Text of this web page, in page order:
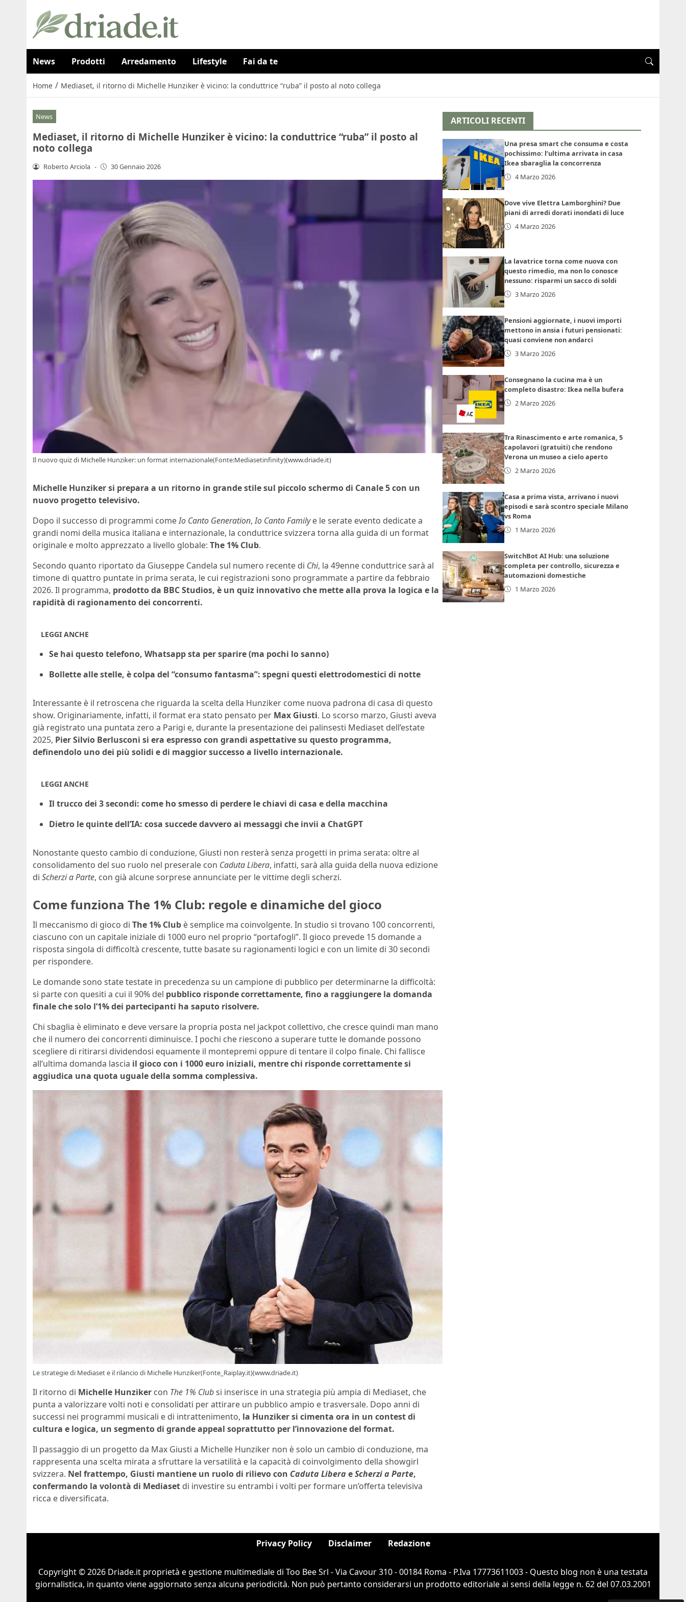
News Prodotti Arredamento Lifestyle Fai da te
Home / Mediaset, il ritorno di Michelle Hunziker è vicino: la conduttrice “ruba” il posto al noto collega
News
Mediaset, il ritorno di Michelle Hunziker è vicino: la conduttrice “ruba” il posto al
noto collega
Roberto Arciola - 30 Gennaio 2026
Il nuovo quiz di Michelle Hunziker: un format internazionale(Fonte:Mediasetinfinity)(www.driade.it)
Michelle Hunziker si prepara a un ritorno in grande stile sul piccolo schermo di Canale 5 con un
nuovo progetto televisivo.
Dopo il successo di programmi comeIo Canto Generation,Io Canto Familye le serate evento dedicate a
grandi nomi della musica italiana e internazionale, la conduttrice svizzera torna alla guida di un format
originale e molto apprezzato a livello globale: The 1% Club.
Secondo quanto riportato da Giuseppe Candela sul numero recente di Chi, la 49enne conduttrice sarà al
timone di quattro puntate in prima serata, le cui registrazioni sono programmate a partire da febbraio
2026. Il programma, prodotto da BBC Studios, è un quiz innovativo che mette alla prova la logica e la
rapidità di ragionamento dei concorrenti.
LEGGI ANCHE
Se hai questo telefono, Whatsapp sta per sparire (ma pochi lo sanno)
Bollette alle stelle, è colpa del “consumo fantasma”: spegni questi elettrodomestici di notte
Interessante è il retroscena che riguarda la scelta della Hunziker come nuova padrona di casa di questo
show. Originariamente, infatti, il format era stato pensato per Max Giusti. Lo scorso marzo, Giusti aveva
già registrato una puntata zero a Parigi e, durante la presentazione dei palinsesti Mediaset dell’estate
2025, Pier Silvio Berlusconi si era espresso con grandi aspettative su questo programma,
definendolo uno dei più solidi e di maggior successo a livello internazionale.
LEGGI ANCHE
Il trucco dei 3 secondi: come ho smesso di perdere le chiavi di casa e della macchina
Dietro le quinte dell’IA: cosa succede davvero ai messaggi che invii a ChatGPT
Nonostante questo cambio di conduzione, Giusti non resterà senza progetti in prima serata: oltre al
consolidamento del suo ruolo nel preserale con Caduta Libera, infatti, sarà alla guida della nuova edizione
di Scherzi a Parte, con già alcune sorprese annunciate per le vittime degli scherzi.
Come funziona The 1% Club: regole e dinamiche del gioco
Il meccanismo di gioco di The 1% Club è semplice ma coinvolgente. In studio si trovano 100 concorrenti,
ciascuno con un capitale iniziale di 1000 euro nel proprio “portafogli”. Il gioco prevede 15 domande a
risposta singola di difficoltà crescente, tutte basate su ragionamenti logici e con un limite di 30 secondi
per rispondere.
Le domande sono state testate in precedenza su un campione di pubblico per determinarne la difficoltà:
si parte con quesiti a cui il 90% del pubblico risponde correttamente, fino a raggiungere la domanda
finale che solo l’1% dei partecipanti ha saputo risolvere.
Chi sbaglia è eliminato e deve versare la propria posta nel jackpot collettivo, che cresce quindi man mano
che il numero dei concorrenti diminuisce. I pochi che riescono a superare tutte le domande possono
scegliere di ritirarsi dividendosi equamente il montepremi oppure di tentare il colpo finale. Chi fallisce
all’ultima domanda lascia il gioco con i 1000 euro iniziali, mentre chi risponde correttamente si
aggiudica una quota uguale della somma complessiva.
Le strategie di Mediaset e il rilancio di Michelle Hunziker(Fonte_Raiplay.it)(www.driade.it)
Il ritorno di Michelle Hunziker con The 1% Clubsi inserisce in una strategia più ampia di Mediaset, che
punta a valorizzare volti noti e consolidati per attirare un pubblico ampio e trasversale. Dopo anni di
successi nei programmi musicali e di intrattenimento, la Hunziker si cimenta ora in un contest di
cultura e logica, un segmento di grande appeal soprattutto per l’innovazione del format.
Il passaggio di un progetto da Max Giusti a Michelle Hunziker non è solo un cambio di conduzione, ma
rappresenta una scelta mirata a sfruttare la versatilità e la capacità di coinvolgimento della showgirl
svizzera. Nel frattempo, Giusti mantiene un ruolo di rilievo con Caduta LiberaeScherzi a Parte,
confermando la volontà di Mediaset di investire su entrambi i volti per formare un’offerta televisiva
ricca e diversificata.
ARTICOLI RECENTI
Una presa smart che consuma e costa
pochissimo: l’ultima arrivata in casa
Ikea sbaraglia la concorrenza
4 Marzo 2026
Dove vive Elettra Lamborghini? Due
piani di arredi dorati inondati di luce
4 Marzo 2026
La lavatrice torna come nuova con
questo rimedio, ma non lo conosce
nessuno: risparmi un sacco di soldi
3 Marzo 2026
Pensioni aggiornate, i nuovi importi
mettono in ansia i futuri pensionati:
quasi conviene non andarci
3 Marzo 2026
Consegnano la cucina ma è un
completo disastro: Ikea nella bufera
2 Marzo 2026
Tra Rinascimento e arte romanica, 5
capolavori (gratuiti) che rendono
Verona un museo a cielo aperto
2 Marzo 2026
Casa a prima vista, arrivano i nuovi
episodi e sarà scontro speciale Milano
vs Roma
1 Marzo 2026
SwitchBot AI Hub: una soluzione
completa per controllo, sicurezza e
automazioni domestiche
1 Marzo 2026
Privacy Policy Disclaimer Redazione
Copyright © 2026 Driade.it proprietà e gestione multimediale di Too Bee Srl - Via Cavour 310 - 00184 Roma - P.Iva 17773611003 - Questo blog non è una testata
giornalistica, in quanto viene aggiornato senza alcuna periodicità. Non può pertanto considerarsi un prodotto editoriale ai sensi della legge n. 62 del 07.03.2001